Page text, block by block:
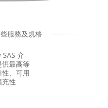
服務及規格
介
最高等
、可用
性